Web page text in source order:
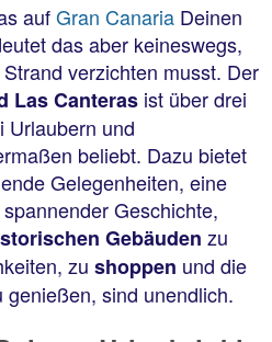
aufGran Canaria Deinen
das aber keineswegs,
verzichten musst. Der
Las Canteras ist über drei
Urlaubern und
beliebt. Dazu bietet
Gelegenheiten, eine
Geschichte,
Gebäuden zu
zu shoppen und die
genießen, sind unendlich.